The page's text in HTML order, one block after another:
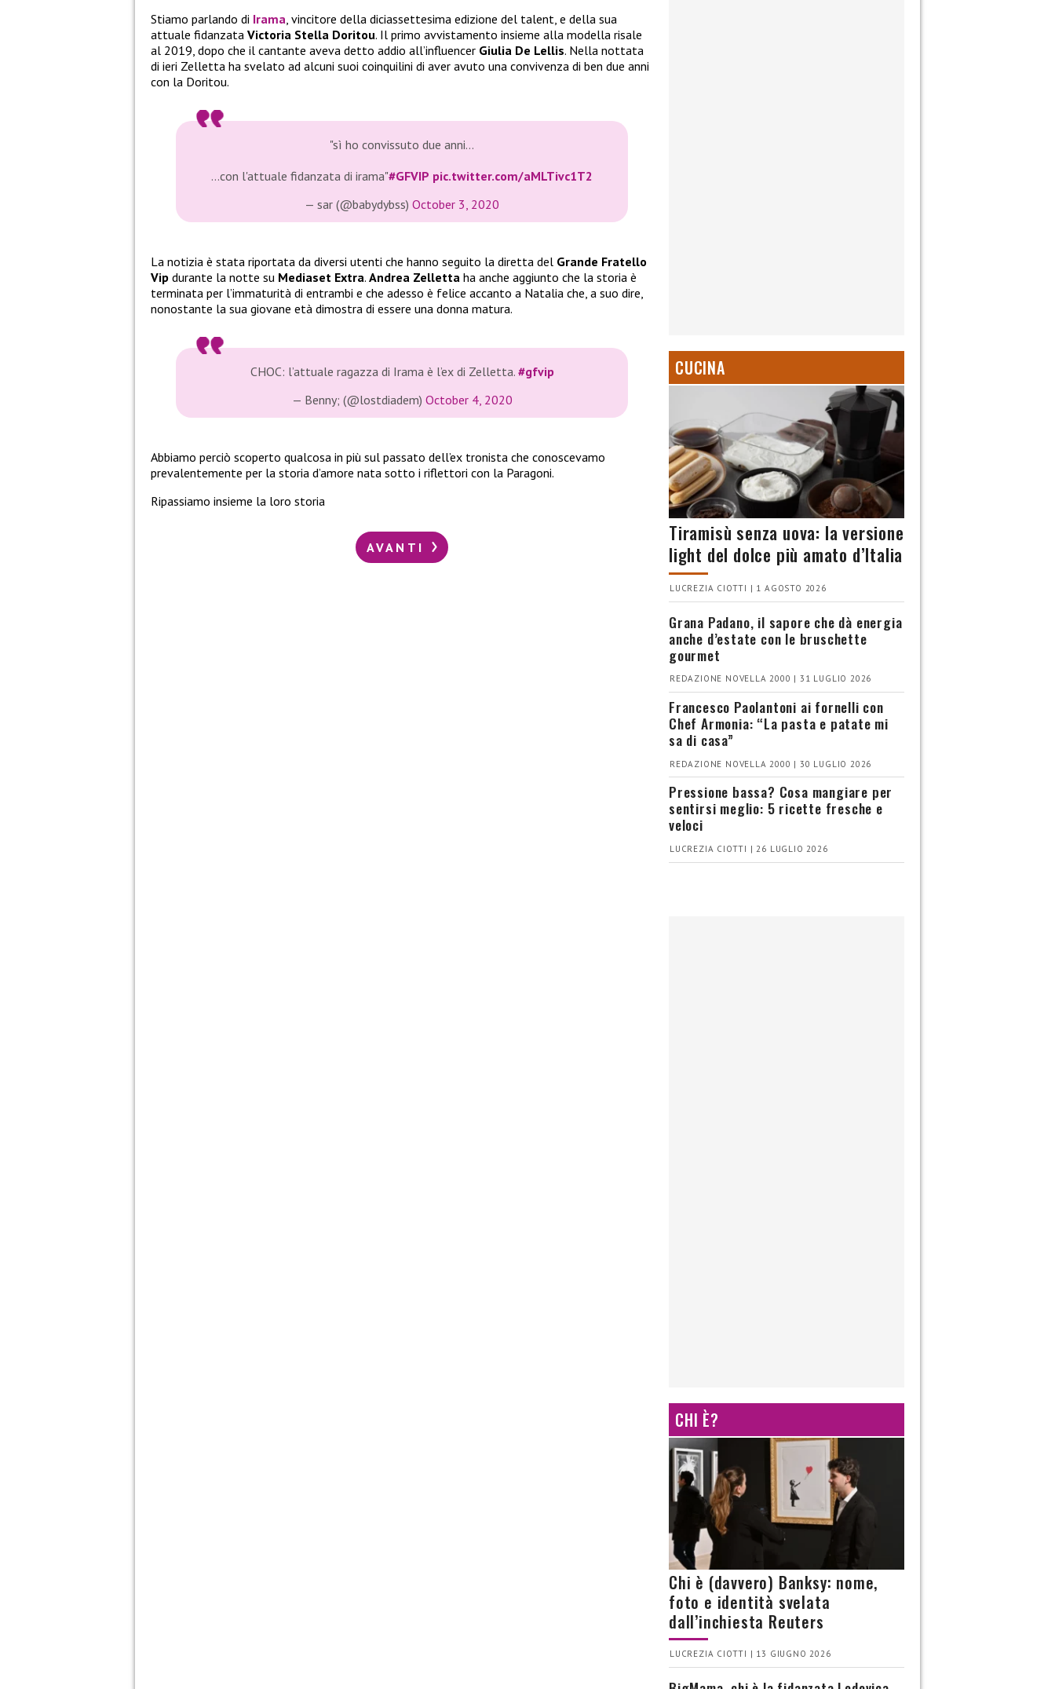
Stiamo parlando di Irama, vincitore della diciassettesima edizione del talent, e della sua
attuale fidanzata Victoria Stella Doritou. Il primo avvistamento insieme alla modella risale
al 2019, dopo che il cantante aveva detto addio all’influencer Giulia De Lellis. Nella nottata
di ieri Zelletta ha svelato ad alcuni suoi coinquilini di aver avuto una convivenza di ben due anni
con la Doritou.
"sì ho convissuto due anni…
…con l'attuale fidanzata di irama"#GFVIP pic.twitter.com/aMLTivc1T2
— sar (@babydybss) October 3, 2020
La notizia è stata riportata da diversi utenti che hanno seguito la diretta del Grande Fratello
Vip durante la notte su Mediaset Extra. Andrea Zelletta ha anche aggiunto che la storia è
terminata per l’immaturità di entrambi e che adesso è felice accanto a Natalia che, a suo dire,
nonostante la sua giovane età dimostra di essere una donna matura.
CHOC: l’attuale ragazza di Irama è l’ex di Zelletta. #gfvip
— Benny; (@lostdiadem) October 4, 2020
Abbiamo perciò scoperto qualcosa in più sul passato dell’ex tronista che conoscevamo
prevalentemente per la storia d’amore nata sotto i riflettori con la Paragoni.
Ripassiamo insieme la loro storia
AVANTI
CUCINA
Tiramisù senza uova: la versione
light del dolce più amato d’Italia
LUCREZIA CIOTTI | 1 AGOSTO 2026
Grana Padano, il sapore che dà energia
anche d’estate con le bruschette
gourmet
REDAZIONE NOVELLA 2000 | 31 LUGLIO 2026
Francesco Paolantoni ai fornelli con
Chef Armonia: “La pasta e patate mi
sa di casa”
REDAZIONE NOVELLA 2000 | 30 LUGLIO 2026
Pressione bassa? Cosa mangiare per
sentirsi meglio: 5 ricette fresche e
veloci
LUCREZIA CIOTTI | 26 LUGLIO 2026
CHI È?
Chi è (davvero) Banksy: nome,
foto e identità svelata
dall’inchiesta Reuters
LUCREZIA CIOTTI | 13 GIUGNO 2026